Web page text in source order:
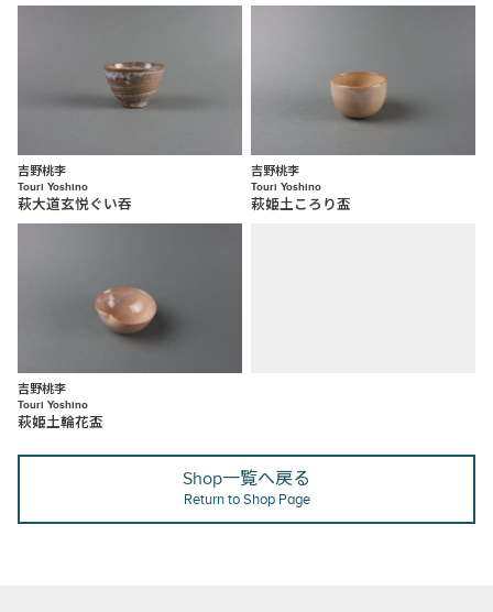
吉野桃李
Touri Yoshino
萩大道玄悦ぐい吞
吉野桃李
Touri Yoshino
萩姫土ころり盃
吉野桃李
Touri Yoshino
萩姫土輪花盃
Shop一覧へ戻る
Return to Shop Page